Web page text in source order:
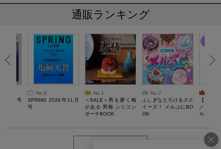
通販ランキング
10月号
No.6
SPRiNG 2026年11月
号
No.1
＜SALE＞男を磨く梅
がある 男梅 シリコン
ポーチBOOK
No.2
ふしぎなとろけるスク
イーズ！ メルぷにBO
OK
【
／Lサ
ル）【
労回復ウ
ーネッ
ツ